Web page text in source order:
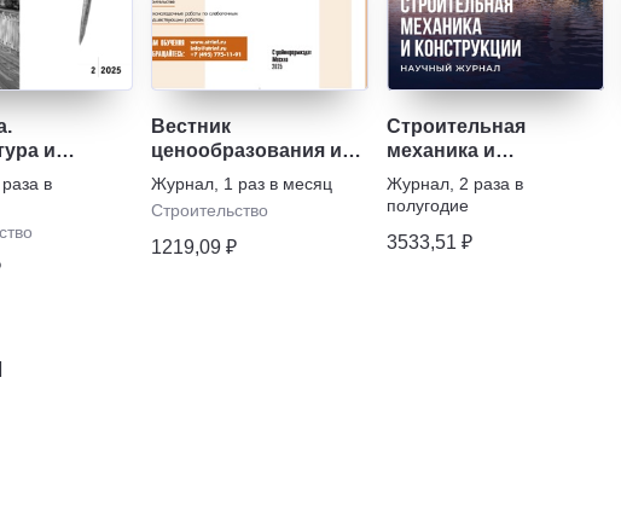
и
в
Вестник
ценообразования и
сметного
нормирования
Журнал 1 раз в месяц
Строительство
1219,09 ₽
Строительная
механика и
конструкции
Журнал 2 раза в
полугодие
3533,51 ₽